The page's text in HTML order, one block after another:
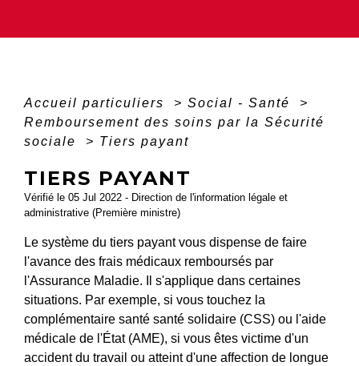
Accueil particuliers > Social - Santé
>
Remboursement des soins par la Sécurité
sociale
> Tiers payant
TIERS PAYANT
Vérifié le 05 Jul 2022 - Direction de l'information légale et
administrative (Première ministre)
Le système du tiers payant vous dispense de faire
l'avance des frais médicaux remboursés par
l'Assurance Maladie. Il s'applique dans certaines
situations. Par exemple, si vous touchez la
complémentaire santé santé solidaire (CSS) ou l'aide
médicale de l'État (AME), si vous êtes victime d'un
accident du travail ou atteint d'une affection de longue